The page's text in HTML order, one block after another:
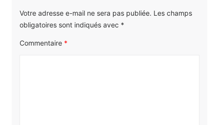
Votre adresse e-mail ne sera pas publiée. Les champs
obligatoires sont indiqués avec *
Commentaire *